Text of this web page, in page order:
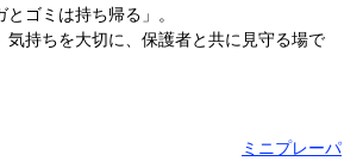
ゴミは持ち帰る」。
気持ちを大切に、保護者と共に見守る場で
ミニプレーパ